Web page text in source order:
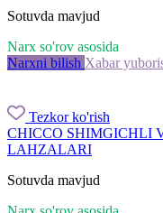
Sotuvda mavjud
Narx so'rov asosida
Narxni bilish Xabar
Tezkor ko'rish
CHICCO SHIMGICHLI
LAHZALARI
Sotuvda mavjud